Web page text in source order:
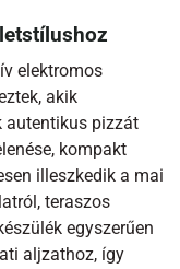
elektromos
akik
autentikus pizzát
kompakt
illeszkedik a mai
teraszos
egyszerűen
aljzathoz, így